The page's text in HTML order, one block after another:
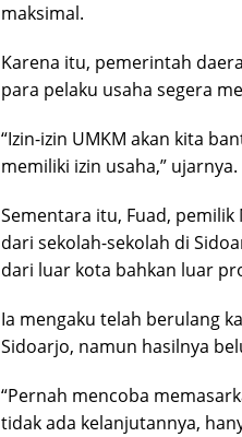
maksimal.
Karena itu, pemerintah
para pelaku usaha segera
“Izin-izin UMKM akan kita
memiliki izin usaha,” ujarnya.
Sementara itu, Fuad,
dari sekolah-sekolah di
dari luar kota bahkan luar
Ia mengaku telah berulang
Sidoarjo, namun hasilnya
“Pernah mencoba
tidak ada kelanjutannya,